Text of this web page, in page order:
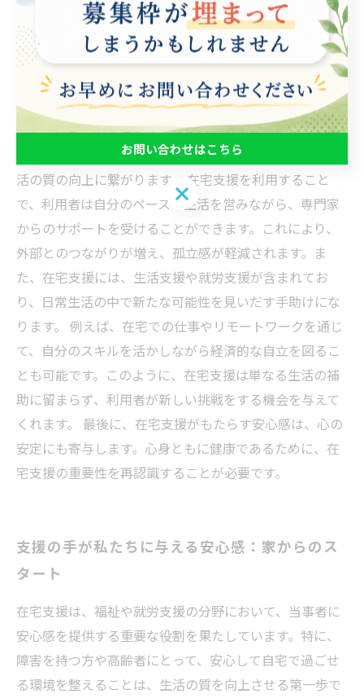
在宅支援を通じて得られる新しい可能性
在宅支援は、現代の就労支援において非常に重要な役割
を果たしています。特に、障害を抱える方や高齢者にと
って、自宅での生活を充実させるためのサービスが必要
です。安心感を提供することは、彼らの心理的健康や生
活の質の向上に繋がります。 在宅支援を利用すること
で、利用者は自分のペースで生活を営みながら、専門家
からのサポートを受けることができます。これにより、
外部とのつながりが増え、孤立感が軽減されます。ま
た、在宅支援には、生活支援や就労支援が含まれてお
り、日常生活の中で新たな可能性を見いだす手助けにな
ります。 例えば、在宅での仕事やリモートワークを通じ
て、自分のスキルを活かしながら経済的な自立を図るこ
とも可能です。このように、在宅支援は単なる生活の補
助に留まらず、利用者が新しい挑戦をする機会を与えて
くれます。 最後に、在宅支援がもたらす安心感は、心の
安定にも寄与します。心身ともに健康であるために、在
宅支援の重要性を再認識することが必要です。
支援の手が私たちに与える安心感：家からのス
タート
在宅支援は、福祉や就労支援の分野において、当事者に
安心感を提供する重要な役割を果たしています。特に、
障害を持つ方や高齢者にとって、安心して自宅で過ごせ
る環境を整えることは、生活の質を向上させる第一歩で
お問い合わせはこちら
お問い合わせはこちら